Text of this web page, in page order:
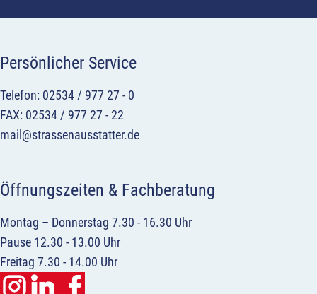
Persönlicher Service
Telefon: 02534 / 977 27 - 0
FAX: 02534 / 977 27 - 22
mail@strassenausstatter.de
Öffnungszeiten & Fachberatung
Montag – Donnerstag 7.30 - 16.30 Uhr
Pause 12.30 - 13.00 Uhr
Freitag 7.30 - 14.00 Uhr